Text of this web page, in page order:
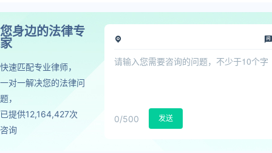
您身边的法律专
家
快速匹配专业律师，
一对一解决您的法律问
题，
已提供12,164,427次
咨询
0/500 发送